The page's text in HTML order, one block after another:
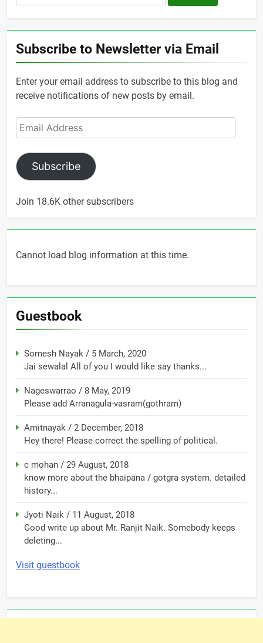
for:
Subscribe to Newsletter via Email
Enter your email address to subscribe to this blog and
receive notifications of new posts by email.
Email
Address
Subscribe
Join 18.6K other subscribers
Cannot load blog information at this time.
Guestbook
Somesh Nayak / 5 March, 2020
Jai sewalal All of you I would like say thanks...
Nageswarrao / 8 May, 2019
Please add Arranagula-vasram(gothram)
Amitnayak / 2 December, 2018
Hey there! Please correct the spelling of political.
c mohan / 29 August, 2018
know more about the bhaipana / gotgra system. detailed
history...
Jyoti Naik / 11 August, 2018
Good write up about Mr. Ranjit Naik. Somebody keeps
deleting...
Visit guestbook